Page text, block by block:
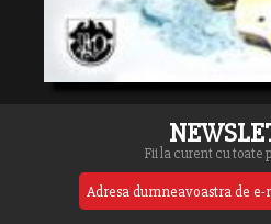
Fii la curent cu toate